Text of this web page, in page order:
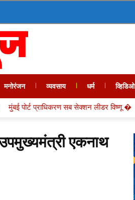
मनोरंजन व्यवसाय धर्म व्हिडिओ
मुंबई पोर्ट प्राधिकरण सब सेक्शन लीडर विष्णू �
एकनाथ